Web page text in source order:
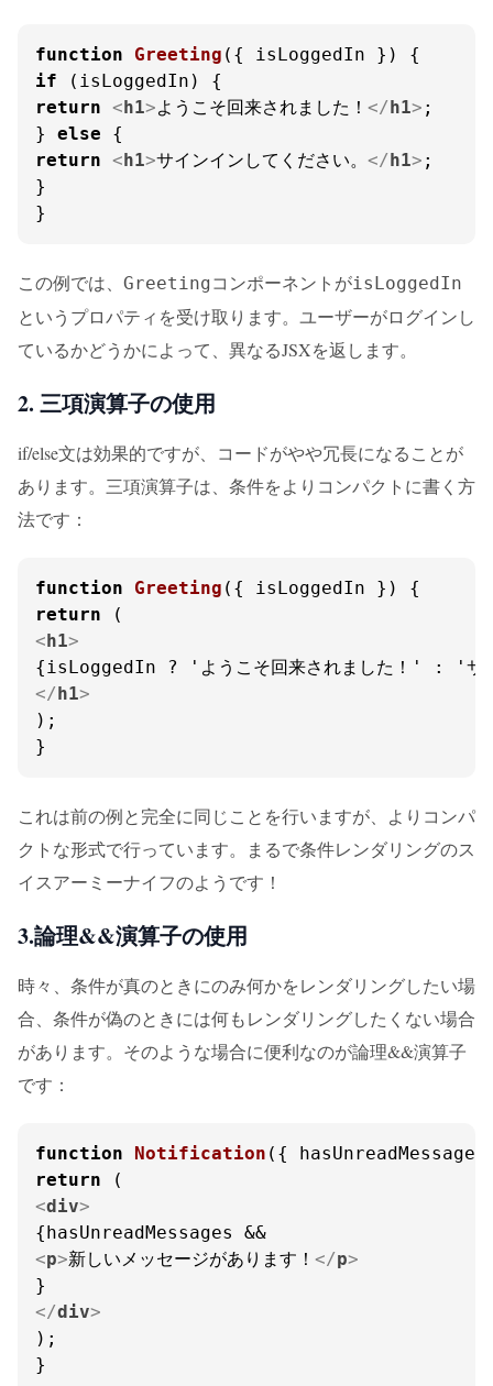
function Greeting ( { isLoggedIn }
if
return <h1>ようこそ回来されました！ </h1> ;
} else
return <h1>サインインしてください。 </h1> ;
}
}
この例では、 GreetingコンポーネントがisLoggedIn
というプロパティを受け取ります。ユーザーがログインし
ているかどうかによって、異なるJSXを返します。
2. 三項演算子の使用
if/else文は効果的ですが、コードがやや冗長になることが
あります。三項演算子は、条件をよりコンパクトに書く方
法です：
function Greeting ( { isLoggedIn }
return
<h1>
</h1>
);
}
これは前の例と完全に同じことを行いますが、よりコンパ
クトな形式で行っています。まるで条件レンダリングのス
イスアーミーナイフのようです！
3.論理&&演算子の使用
時々、条件が真のときにのみ何かをレンダリングしたい場
合、条件が偽のときには何もレンダリングしたくない場合
があります。そのような場合に便利なのが論理&&演算子
です：
function Notification ( {
return
<div>
<p>新しいメッセージがあります！ </p>
</div>
);
}